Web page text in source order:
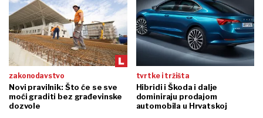
zakonodavstvo
Novi pravilnik: Što će se sve
moći graditi bez građevinske
dozvole
tvrtke i tržišta
Hibridi i Škoda i dalje
dominiraju prodajom
automobila u Hrvatskoj